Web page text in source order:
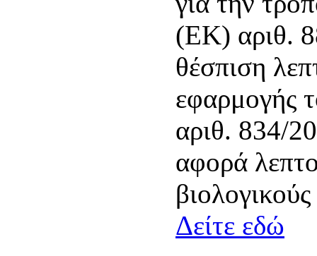
(ΕΚ) αριθ.
θέσπιση
εφαρμογής
αριθ. 834/
αφορά
Δείτε εδώ